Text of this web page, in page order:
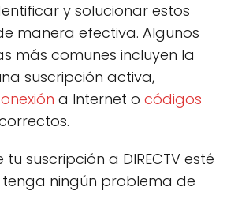
y solucionar estos
manera efectiva. Algunos
más comunes incluyen la
suscripción activa,
a Internet o códigos
suscripción a DIRECTV esté
ningún problema de